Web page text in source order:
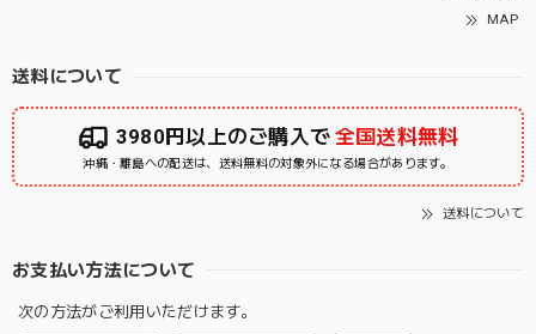
MAP
送料について
3980円以上のご購入で 全国送料無料
沖縄・離島への配送は、送料無料の対象外になる場合があります。
送料について
お支払い方法について
次の方法がご利用いただけます。